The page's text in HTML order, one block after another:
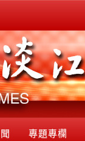
專題專欄